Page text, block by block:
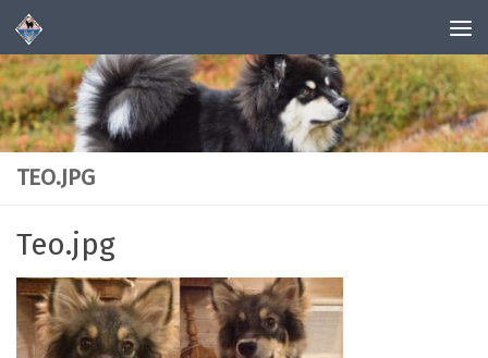
Skip to content
TEO.JPG
Teo.jpg